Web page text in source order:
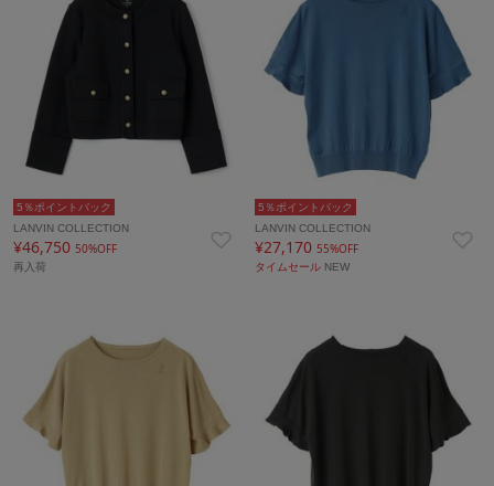
5％ポイントバック
LANVIN COLLECTION
¥46,750 50%OFF
再入荷
5％ポイントバック
LANVIN COLLECTION
¥27,170 55%OFF
タイムセール NEW